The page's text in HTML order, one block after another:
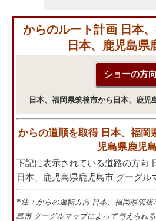
からのルート計画 日本
日本、鹿児島県
日本、福岡県筑後市から日本、鹿児
からの道順を取得 日本、福岡
児島県鹿児
下記に表示されている道路の方向
日本、鹿児島県鹿児島市 グーグル
* 注：からの運転方向 日本、福岡県筑
島市 グーグルマップによって与えられ